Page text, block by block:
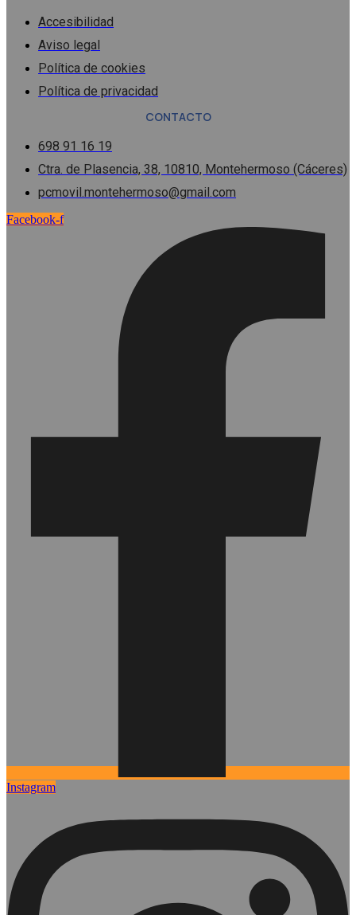
Accesibilidad
Aviso legal
Política de cookies
Política de privacidad
CONTACTO
698 91 16 19
Ctra. de Plasencia, 38, 10810, Montehermoso (Cáceres)
pcmovil.montehermoso@gmail.com
Facebook-f
Instagram